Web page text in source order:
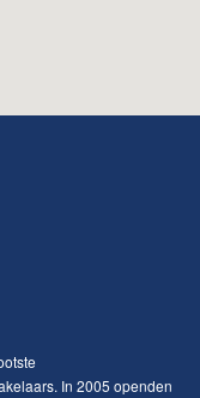
In 2005 openden